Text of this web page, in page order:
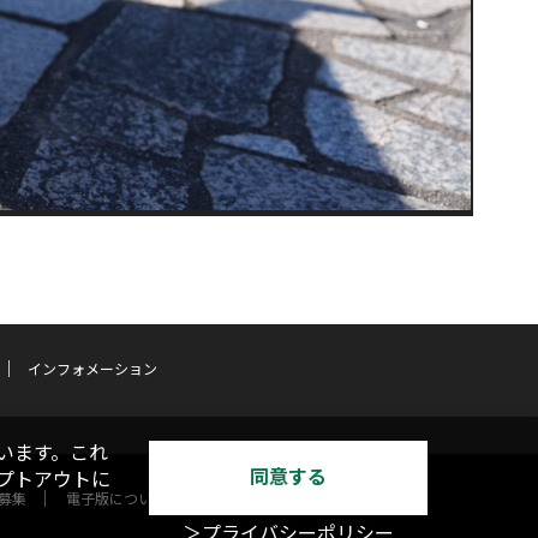
インフォメーション
集 電子版について
ます。これ
トアウトに
同意する